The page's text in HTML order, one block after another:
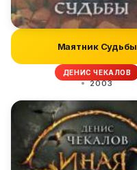
Маятник Судьбы
ДЕНИС ЧЕКАЛОВ
2003